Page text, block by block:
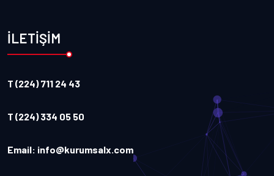
İLETİŞİM
T (224) 711 24 43
T (224) 334 05 50
Email: info@kurumsalx.com